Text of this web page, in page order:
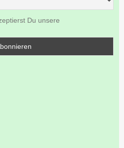
Du unsere